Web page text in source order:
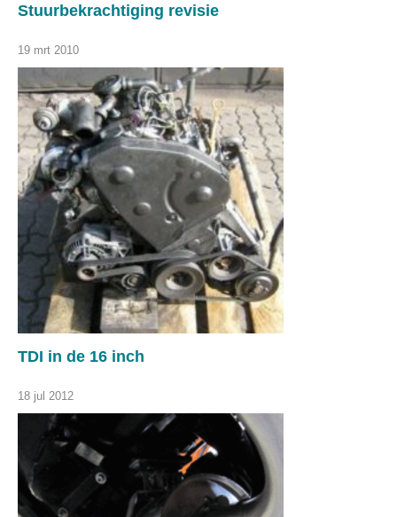
Stuurbekrachtiging revisie
19 mrt 2010
TDI in de 16 inch
18 jul 2012